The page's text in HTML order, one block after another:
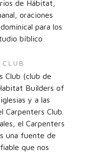
de Hábitat,
oraciones
para los
bíblico
Club (club de
Builders of
y a las
Carpenters Club.
el Carpenters
una fuente de
que nos